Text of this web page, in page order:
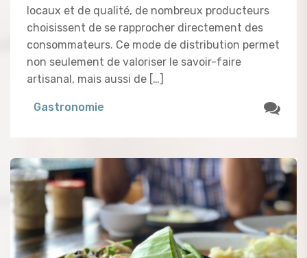
locaux et de qualité, de nombreux producteurs
choisissent de se rapprocher directement des
consommateurs. Ce mode de distribution permet
non seulement de valoriser le savoir-faire
artisanal, mais aussi de […]
Gastronomie